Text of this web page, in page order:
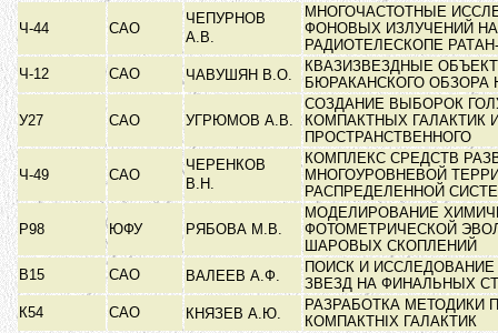
Ч-44 САО
ЧЕПУРНОВ
А.В.
МНОГОЧАСТОТНЫЕ
ФОНОВЫХ ИЗЛУЧЕНИЙ НА
РАДИОТЕЛЕСКОПЕ
Ч-12
САО ЧАВУШЯН В.О.
КВАЗИЗВЕЗДНЫЕ
БЮРАКАНСКОГО ОБЗОРА
У27 САО УГРЮМОВ А.В.
СОЗДАНИЕ ВЫБОРОК
КОМПАКТНЫХ ГАЛАКТИК
ПРОСТРАНСТВЕННОГО
Ч-49 САО
ЧЕРЕНКОВ
В.Н.
КОМПЛЕКС СРЕДСТВ
МНОГОУРОВНЕВОЙ
РАСПРЕДЕЛЕННОЙ
Р98 ЮФУ РЯБОВА М.В.
МОДЕЛИРОВАНИЕ
ФОТОМЕТРИЧЕСКОЙ
ШАРОВЫХ СКОПЛЕНИЙ
В15
САО ВАЛЕЕВ А.Ф.
ПОИСК И
ЗВЕЗД НА ФИНАЛЬНЫХ
К54
САО КНЯЗЕВ А.Ю.
РАЗРАБОТКА МЕТОДИКИ
КОМПАКТНІХ ГАЛАКТИК